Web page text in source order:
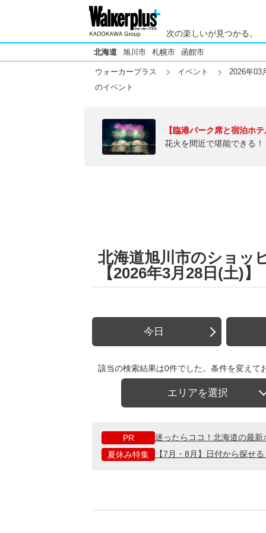
次の楽しいが見つかる。
北海道 旭川市 札幌市 函館市
ウォーカープラス イベント
2026年03
のイベント
【臨港パーク席と宿泊ホ
花火を間近で堪能できる
北海道旭川市のショッ
【2026年3月28日(土)
今日
該当の検索結果は0件でした。条件を変えて
エリアを選択
PR
迷ったらココ！北海道の最
夏休み特集
【7月・8月】日付から探せ